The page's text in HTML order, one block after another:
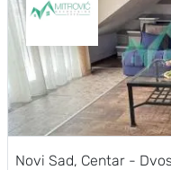
Novi Sad, Centar -